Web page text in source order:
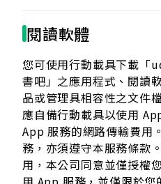
閱讀軟體
您可使用行動載具下載「
書吧」之應用程式、閱讀
品或管理具相容性之文件
應自備行動載具以使用
App 服務的網路傳輸費用
務，亦須遵守本服務條款
用，本公司同意並僅授權